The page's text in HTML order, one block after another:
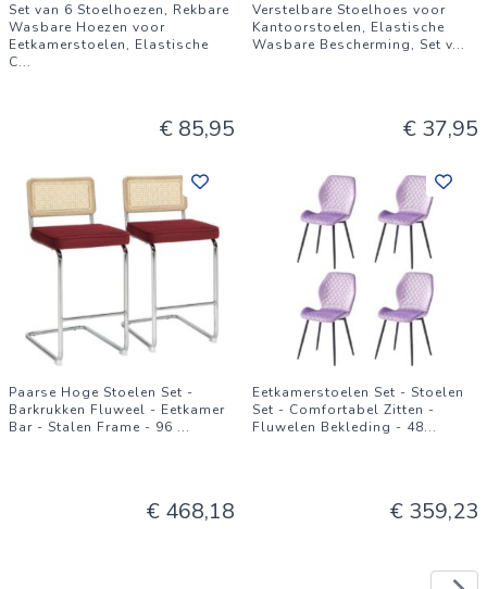
Set van 6 Stoelhoezen, Rekbare
Wasbare Hoezen voor
Eetkamerstoelen, Elastische
C...
€ 85,95
Verstelbare Stoelhoes voor
Kantoorstoelen, Elastische
Wasbare Bescherming, Set v...
€ 37,95
Paarse Hoge Stoelen Set -
Barkrukken Fluweel - Eetkamer
Bar - Stalen Frame - 96 ...
€ 468,18
Eetkamerstoelen Set - Stoelen
Set - Comfortabel Zitten -
Fluwelen Bekleding - 48...
€ 359,23